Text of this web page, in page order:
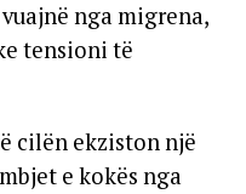
nga migrena,
tensioni të
cilën ekziston një
e kokës nga